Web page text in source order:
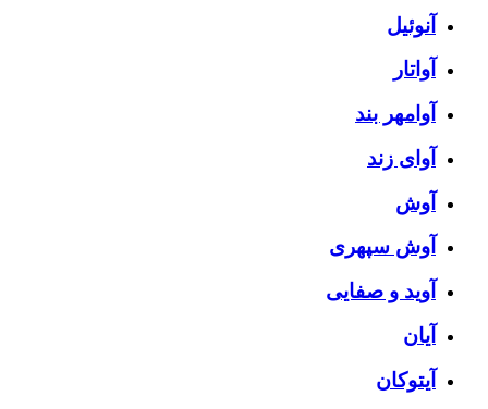
آنوئیل
آواتار
آوامهر بند
آوای زند
آوش
آوش سپهری
آوید و صفایی
آیان
آیتوکان